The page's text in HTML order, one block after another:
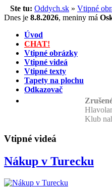
Ste tu: Oddych.sk » Vtipné
Dnes je 8.8.2026, meniny má
Úvod
CHAT!
Vtipné obrázky
Vtipné videá
Vtipné texty
Tapety na plochu
Odkazovač
Klub
Vtipné videá
Nákup v Turecku